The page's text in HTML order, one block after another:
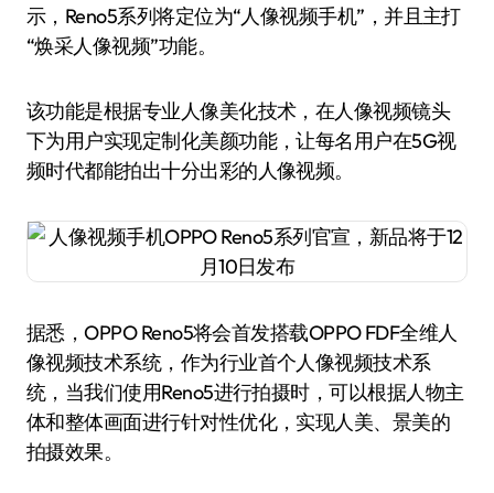
示，Reno5系列将定位为“人像视频手机”，并且主打
“焕采人像视频”功能。
该功能是根据专业人像美化技术，在人像视频镜头
下为用户实现定制化美颜功能，让每名用户在5G视
频时代都能拍出十分出彩的人像视频。
据悉，OPPO Reno5将会首发搭载OPPO FDF全维人
像视频技术系统，作为行业首个人像视频技术系
统，当我们使用Reno5进行拍摄时，可以根据人物主
体和整体画面进行针对性优化，实现人美、景美的
拍摄效果。